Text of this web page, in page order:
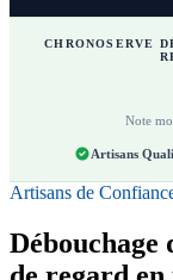
CHRONOSERVE
Note
Artisans
Artisans de
Débouchage